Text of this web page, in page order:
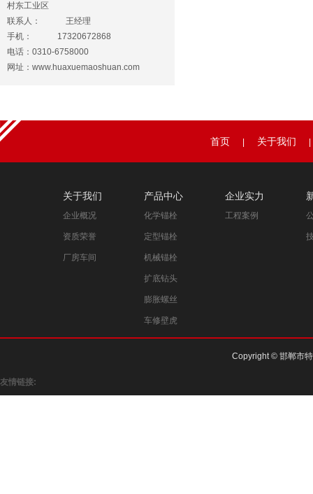
村东工业区
联系人：
王经理
手机：
17320672868
电话：0310-6758000
网址： www.huaxuemaoshuan.com
首页 关于我们
关于我们
企业概况
资质荣誉
厂房车间
产品中心
化学锚栓
定型锚栓
机械锚栓
扩底钻头
膨胀螺丝
车修壁虎
企业实力
工程案例
Copyright © 邯郸市
友情链接: